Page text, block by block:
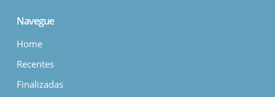
Navegue
Home
Recentes
Finalizadas